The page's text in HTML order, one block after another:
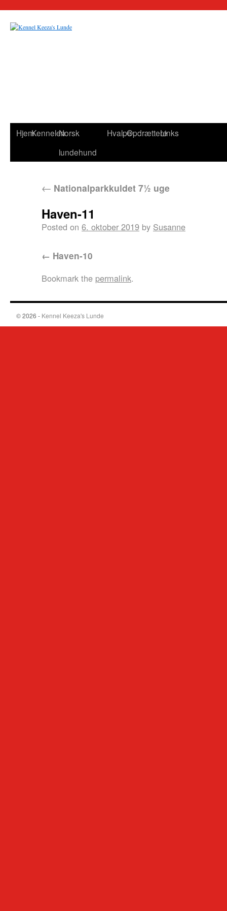
HjemKennelenNorsk
lundehund
HvalpeOpdrættereLinks
← Nationalparkkuldet 7½ uge
Haven-11
Posted on 6. oktober 2019 by Susanne
Haven-10
Bookmark the permalink.
© 2026 - Kennel Keeza's Lunde